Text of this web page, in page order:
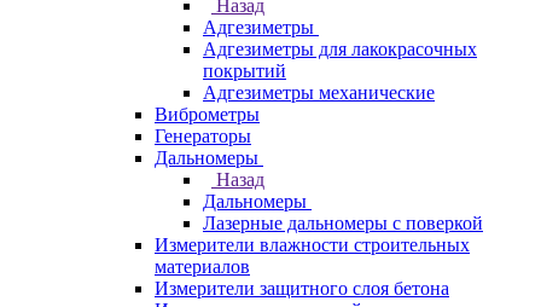
Назад
Адгезиметры
Адгезиметры для лакокрасочных
покрытий
Адгезиметры механические
Виброметры
Генераторы
Дальномеры
Назад
Дальномеры
Лазерные дальномеры с поверкой
Измерители влажности строительных
материалов
Измерители защитного слоя бетона